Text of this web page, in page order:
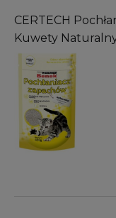
CERTECH
Kuwety